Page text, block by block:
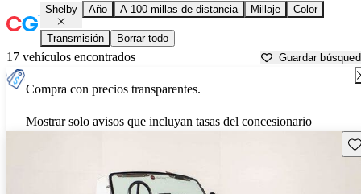
Shelby Año A 100 millas de distancia Millaje Color
Transmisión Borrar todo
17 vehículos encontrados Guardar
Compra con precios transparentes.
Mostrar solo avisos que incluyan tasas del concesionario